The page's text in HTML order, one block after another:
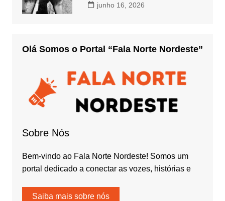
junho 16, 2026
Olá Somos o Portal “Fala Norte Nordeste”
Sobre Nós
Bem-vindo ao Fala Norte Nordeste! Somos um
portal dedicado a conectar as vozes, histórias e
Saiba mais sobre nós